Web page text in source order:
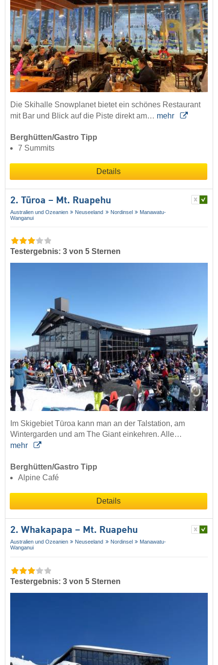
Die Skihalle Snowplanet bietet ein schönes Restaurant
mit Bar und Blick auf die Piste direkt am… mehr
Berghütten/Gastro Tipp
7 Summits
Details
2. Tūroa – Mt. Ruapehu
Australien und Ozeanien Neuseeland Nordinsel
Manawatu-
Wanganui
Testergebnis: 3 von 5 Sternen
Im Skigebiet Tūroa kann man an der Talstation, am
Wintergarden und am The Giant einkehren. Alle…
mehr
Berghütten/Gastro Tipp
Alpine Café
Details
2. Whakapapa – Mt. Ruapehu
Australien und Ozeanien Neuseeland Nordinsel
Manawatu-
Wanganui
Testergebnis: 3 von 5 Sternen